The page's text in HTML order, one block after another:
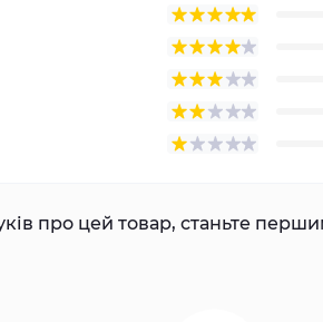
про цей товар, станьте